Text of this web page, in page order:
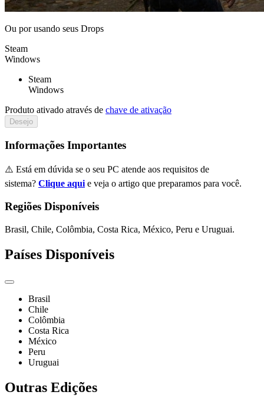
Ou porusando seus Drops
Steam
Windows
Steam
Windows
Produto ativado através de chave de ativação
Desejo
Informações Importantes
⚠️ Está em dúvida se o seu PC atende aos requisitos de
sistema? Clique aqui e veja o artigo que preparamos para você.
Regiões Disponíveis
Brasil, Chile, Colômbia, Costa Rica, México, Peru e Uruguai.
Países Disponíveis
Brasil
Chile
Colômbia
Costa Rica
México
Peru
Uruguai
Outras Edições